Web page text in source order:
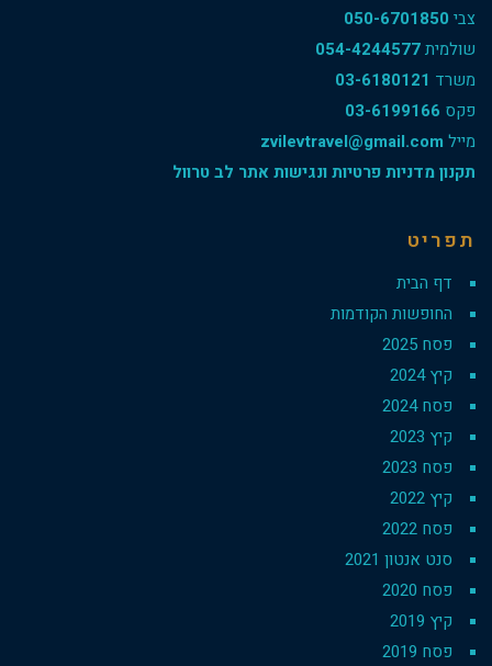
צבי 050-6701850
שולמית054-4244577
משרד 03-6180121
פקס 03-6199166
מייל zvilevtravel@gmail.com
תקנון מדניות פרטיות ונגישות אתר לב טרוול
תפריט
דף הבית
החופשות הקודמות
פסח 2025
קיץ 2024
פסח 2024
קיץ 2023
פסח 2023
קיץ 2022
פסח 2022
סנט אנטון 2021
פסח 2020
קיץ 2019
פסח 2019